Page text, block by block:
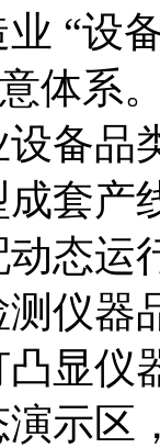
“设
体系
备品
套产
态运
仪器
显仪
示区